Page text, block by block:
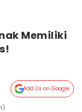
Memiliki
Add Us on Google